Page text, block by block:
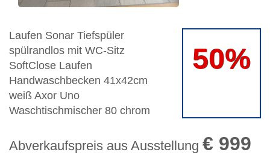
Laufen Sonar Tiefspüler
spülrandlos mit WC-Sitz
SoftClose Laufen
Handwaschbecken 41x42cm
weiß Axor Uno
Waschtischmischer 80 chrom
50%
Abverkaufspreis aus Ausstellung € 999